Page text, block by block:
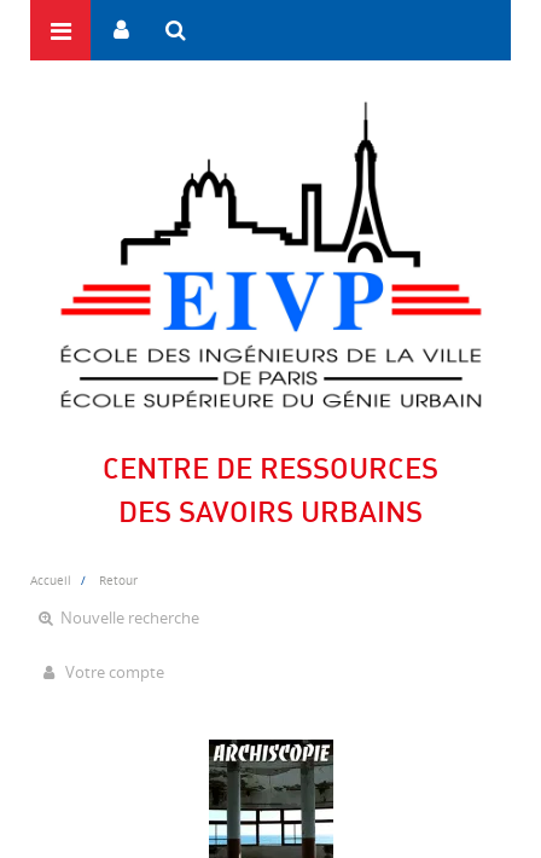
CENTRE DE RESSOURCES
DES SAVOIRS URBAINS
Accueil Retour
Nouvelle recherche
Votre compte